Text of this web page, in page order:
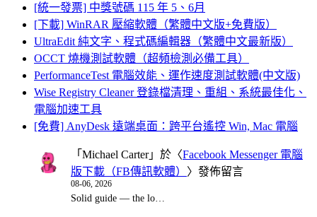
[統一發票] 中獎號碼 115 年 5、6月
[下載] WinRAR 壓縮軟體（繁體中文版+免費版）
UltraEdit 純文字、程式碼編輯器（繁體中文最新版）
OCCT 燒機測試軟體（超頻檢測必備工具）
PerformanceTest 電腦效能、運作速度測試軟體(中文版)
Wise Registry Cleaner 登錄檔清理、重組、系統最佳化、
電腦加速工具
[免費] AnyDesk 遠端桌面：跨平台遙控 Win, Mac 電腦
「 Michael Carter」於〈Facebook Messenger 電腦
版下載（FB傳訊軟體） 〉發佈留言
08-06, 2026
Solid guide — the lo…